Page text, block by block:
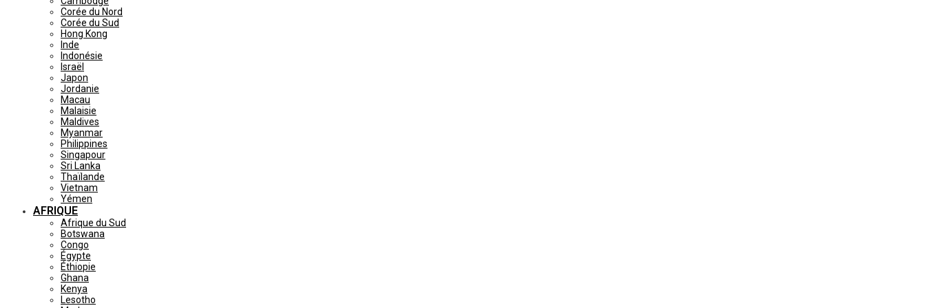
Corée du Nord
Corée du Sud
Hong Kong
Inde
Indonésie
Israël
Japon
Jordanie
Macau
Malaisie
Maldives
Myanmar
Philippines
Singapour
Sri Lanka
Thaïlande
Vietnam
Yémen
AFRIQUE
Afrique du Sud
Botswana
Congo
Égypte
Éthiopie
Ghana
Kenya
Lesotho